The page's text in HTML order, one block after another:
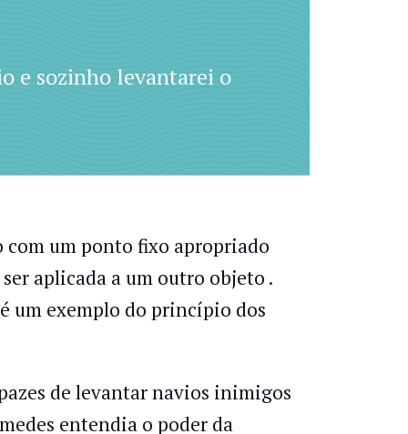
e sozinho levantarei o
com um ponto fixo apropriado
aplicada a um outro objeto .
um exemplo do princípio dos
de levantar navios inimigos
entendia o poder da